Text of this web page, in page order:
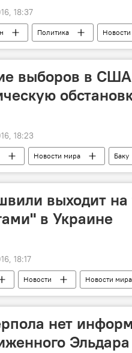
18:37
Политика Новости
Израиля Биньямин Нетаньяху
выборов в
18:23
Новости мира Баку
Арзу Нагиев
выходит
в Украине
18:17
Новости Новости мира
нет